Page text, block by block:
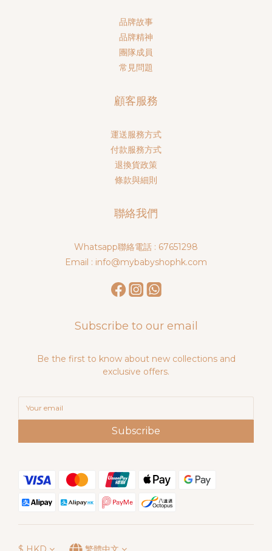
品牌故事
品牌精神
團隊成員
常見問題
顧客服務
運送服務方式
付款服務方式
退換貨政策
條款與細則
聯絡我們
Whatsapp聯絡電話 : 67651298
Email : info@mybabyshophk.com
Subscribe to our email
Be the first to know about new collections and
exclusive offers.
Subscribe